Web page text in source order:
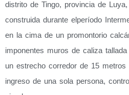
distrito de Tingo, provincia de
construida durante elperíodo
en la cima de un promontorio
imponentes muros de caliza
un estrecho corredor de 15 metros
ingreso de una sola persona,